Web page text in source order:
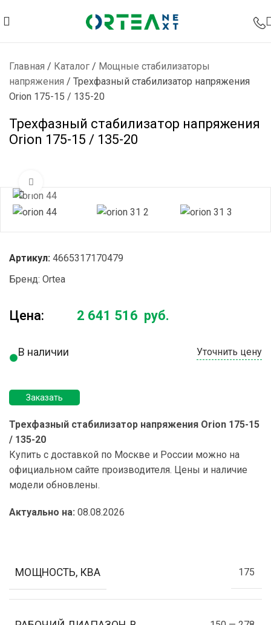
Главная / Каталог / Мощные стабилизаторы
напряжения / Трехфазный стабилизатор напряжения
Orion 175-15 / 135-20
Трехфазный стабилизатор напряжения
Orion 175-15 / 135-20
Артикул: 4665317170479
Бренд: Ortea
Цена: 2 641 516 руб.
В наличии Уточнить цену
Заказать
Трехфазный стабилизатор напряжения Orion 175-15
/ 135-20
Купить с доставкой по Москве и России можно на
официальном сайте производителя. Цены и наличие
модели обновлены.
Актуально на: 08.08.2026
МОЩНОСТЬ, КВА 175